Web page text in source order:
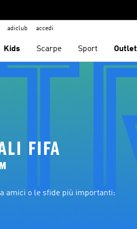
adiclub accedi
Kids Scarpe Sport Outlet
FIFA
amici o le sfide più importanti: